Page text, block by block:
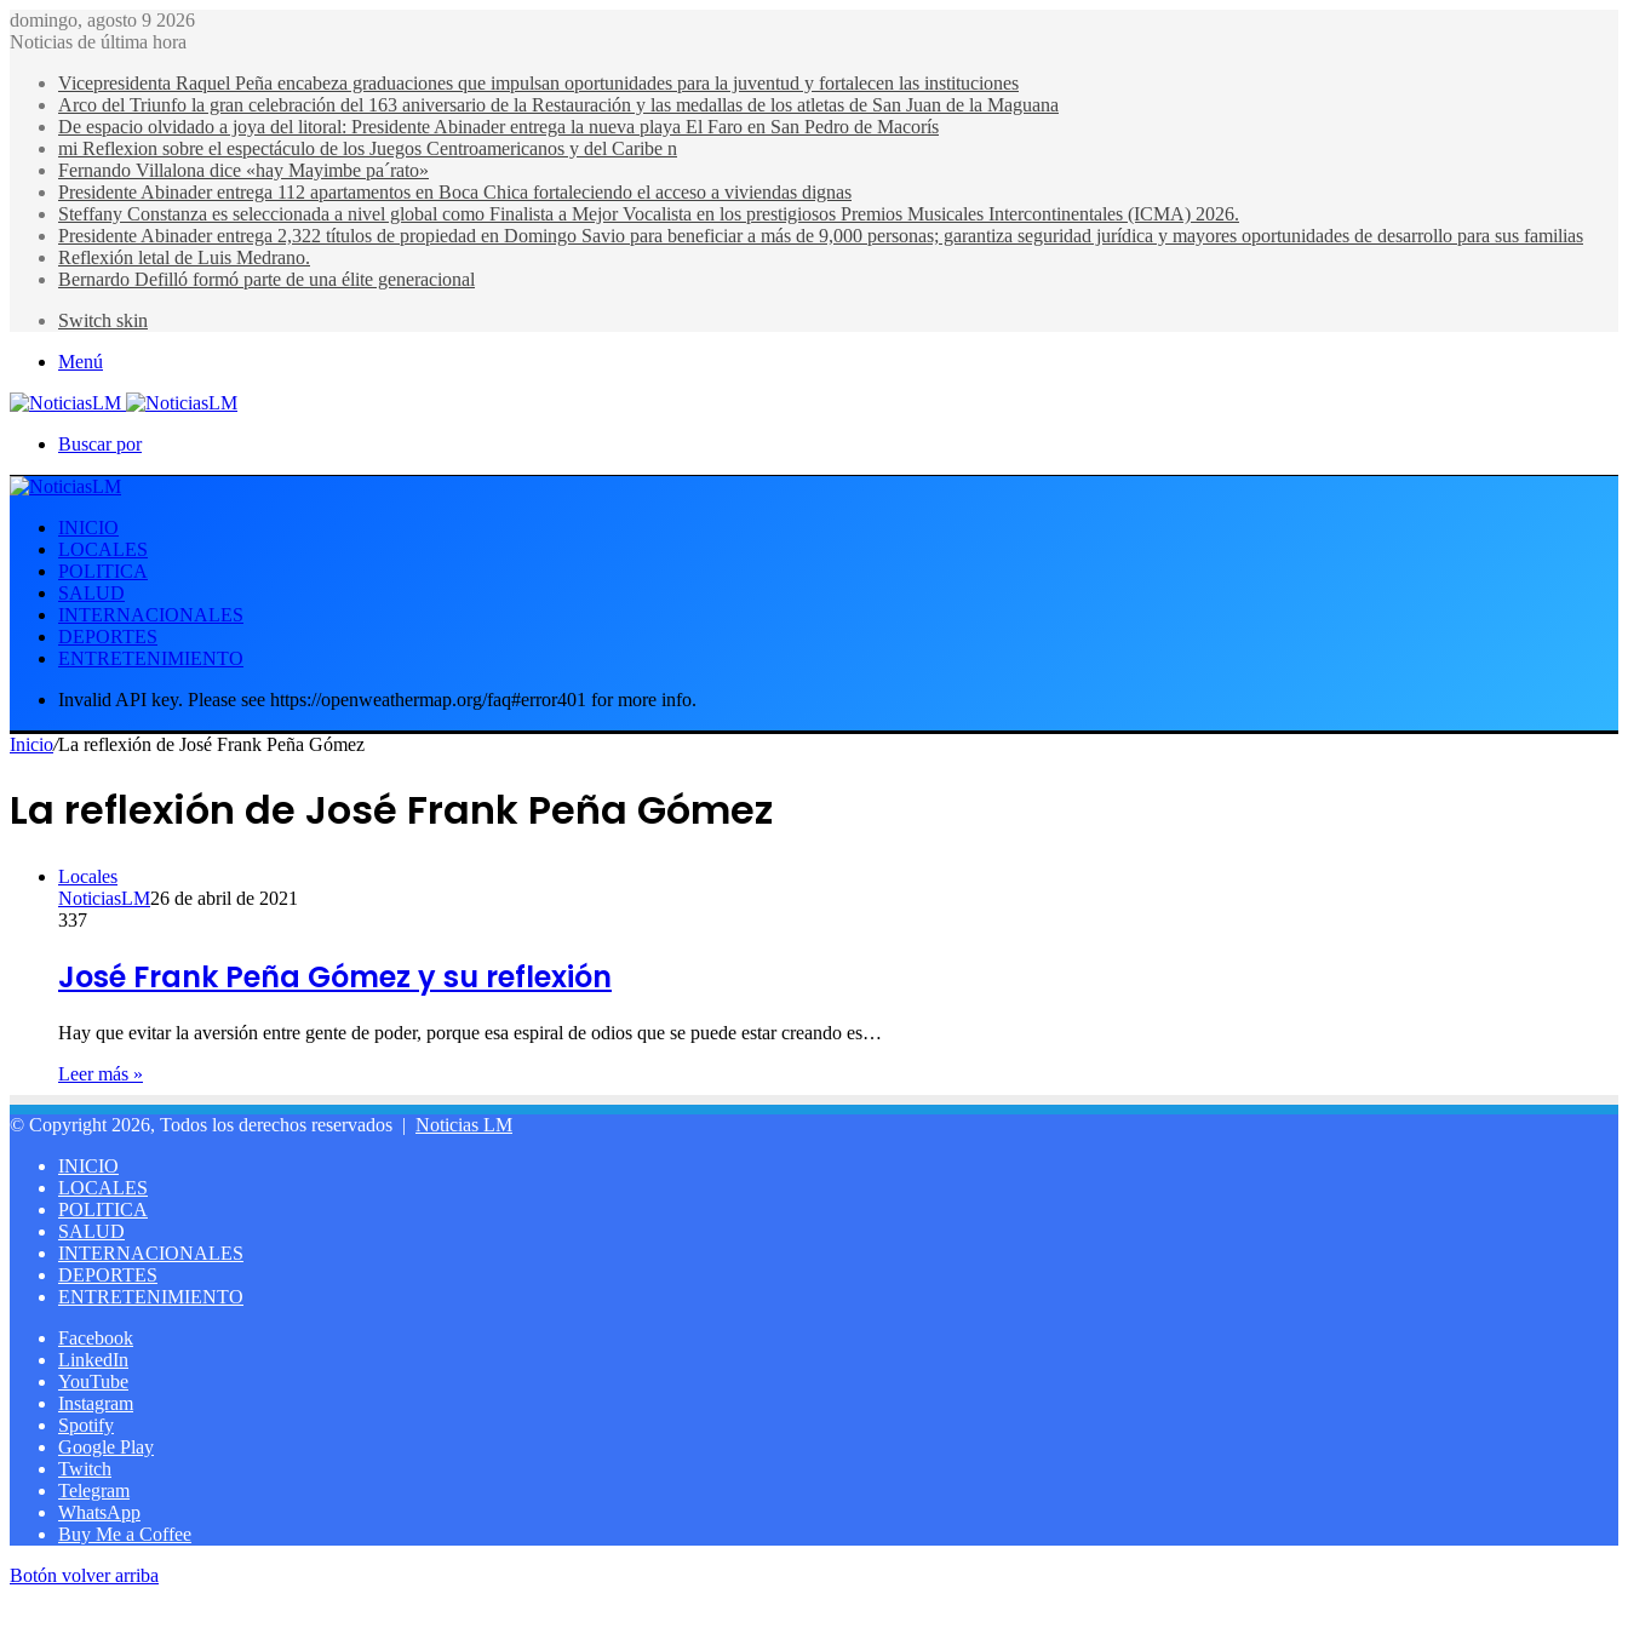
domingo, agosto 9 2026
Noticias de última hora
Vicepresidenta Raquel Peña encabeza graduaciones que impulsan oportunidades para la juventud y fortalecen las instituciones
Arco del Triunfo la gran celebración del 163 aniversario de la Restauración y las medallas de los atletas de San Juan de la Maguana
De espacio olvidado a joya del litoral: Presidente Abinader entrega la nueva playa El Faro en San Pedro de Macorís
mi Reflexion sobre el espectáculo de los Juegos Centroamericanos y del Caribe n
Fernando Villalona dice «hay Mayimbe pa´rato»
Presidente Abinader entrega 112 apartamentos en Boca Chica fortaleciendo el acceso a viviendas dignas
Steffany Constanza es seleccionada a nivel global como Finalista a Mejor Vocalista en los prestigiosos Premios Musicales Intercontinentales (ICMA) 2026.
Presidente Abinader entrega 2,322 títulos de propiedad en Domingo Savio para beneficiar a más de 9,000 personas; garantiza seguridad jurídica y mayores oportunidades de desarrollo para sus familias
Reflexión letal de Luis Medrano.
Bernardo Defilló formó parte de una élite generacional
Switch skin
Menú
Buscar por
INICIO
LOCALES
POLITICA
SALUD
INTERNACIONALES
DEPORTES
ENTRETENIMIENTO
Invalid API key. Please see https://openweathermap.org/faq#error401 for more info.
Inicio/La reflexión de José Frank Peña Gómez
La reflexión de José Frank Peña Gómez
Locales
NoticiasLM26 de abril de 2021
337
José Frank Peña Gómez y su reflexión
Hay que evitar la aversión entre gente de poder, porque esa espiral de odios que se puede estar creando es…
Leer más »
© Copyright 2026, Todos los derechos reservados | Noticias LM
INICIO
LOCALES
POLITICA
SALUD
INTERNACIONALES
DEPORTES
ENTRETENIMIENTO
Facebook
LinkedIn
YouTube
Instagram
Spotify
Google Play
Twitch
Telegram
WhatsApp
Buy Me a Coffee
Botón volver arriba